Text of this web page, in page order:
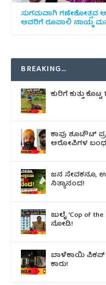
ಸುಗಮವಾಗಿ ಗಣೇಶೋತ್ಸವ
ಅವರಿಗೆ ರೂಪಾಲಿ ನಾಯ್ಕ
BREAKING…
ಕುರಿಗೆ ಕುತ್ತು
ಕಾಪು ಶೂಟೌಟ್‌
ಆರೋಪಿಗಳ
ಜನ ಸೇವಕನೂ,
ನಿತ್ಯಾನಂದ!
ಜುಲೈ ‘Cop of
ನೋಡಿ!
ಬಾಳೆಕಾಯಿ ಪಿಕಪ್
ಕಾರು!